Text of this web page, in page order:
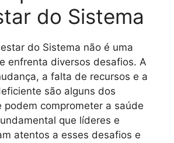
do Sistema
do Sistema não é uma
enfrenta diversos desafios. A
a falta de recursos e a
são alguns dos
podem comprometer a saúde
que líderes e
atentos a esses desafios e